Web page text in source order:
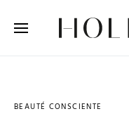
BEAUTÉ CONSCIENTE